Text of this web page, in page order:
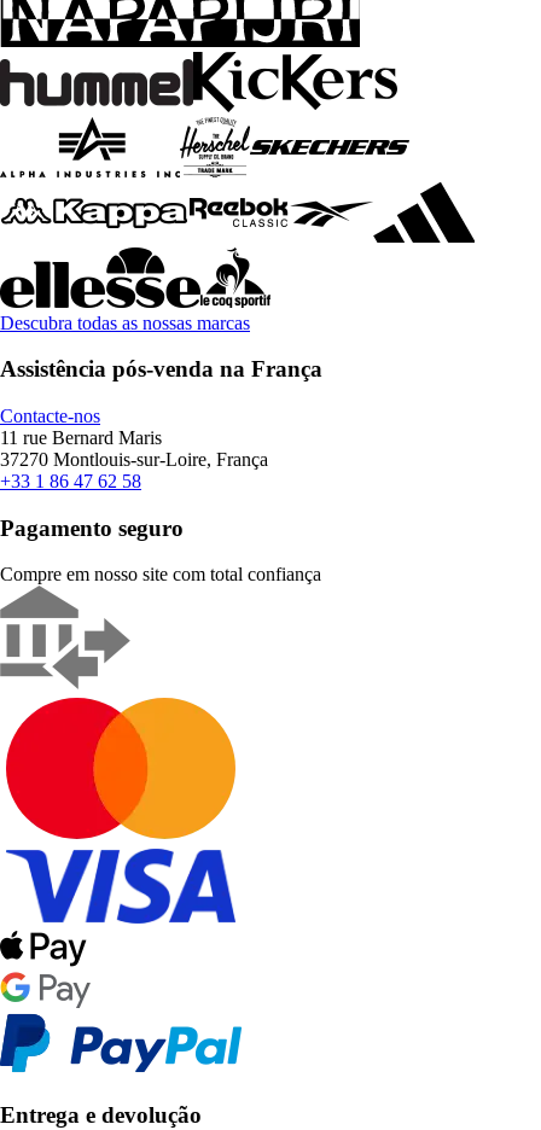
Descubra todas as nossas marcas
Assistência pós-venda na França
Contacte-nos
11 rue Bernard Maris
37270 Montlouis-sur-Loire, França
+33 1 86 47 62 58
Pagamento seguro
Compre em nosso site com total confiança
Entrega e devolução